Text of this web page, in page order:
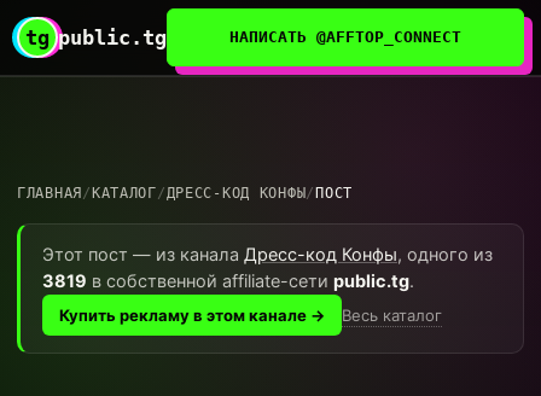
tg public.tg НАПИСАТЬ @AFFTOP_CONNECT
ГЛАВНАЯ / КАТАЛОГ/ДРЕСС-КОД КОНФЫ / ПОСТ
Этот пост — из канала Дресс-код Конфы, одного из
3819 в собственной affiliate-сети public.tg.
Купить рекламу в этом канале → Весь каталог